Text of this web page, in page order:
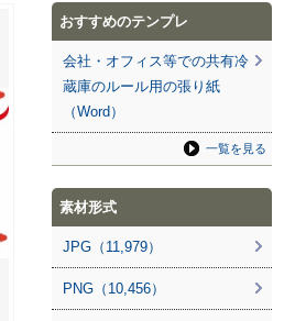
おすすめのテンプレ
会社・オフィス等での共有冷
蔵庫のルール用の張り紙
（Word）
一覧を見る
素材形式
JPG（11,979）
PNG（10,456）